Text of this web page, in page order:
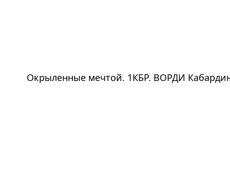
Окрыленные мечтой. 1КБР. ВОРДИ